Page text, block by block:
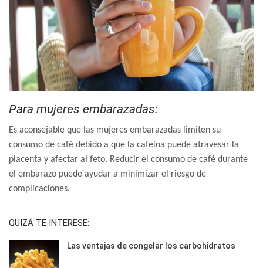
Para mujeres embarazadas:
Es aconsejable que las mujeres embarazadas limiten su
consumo de café debido a que la cafeína puede atravesar la
placenta y afectar al feto. Reducir el consumo de café durante
el embarazo puede ayudar a minimizar el riesgo de
complicaciones.
QUIZÁ TE INTERESE:
Las ventajas de congelar los carbohidratos